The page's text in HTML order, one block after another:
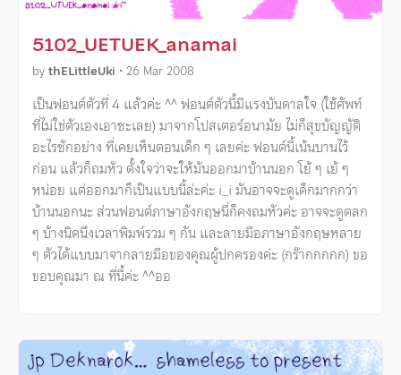
5102_UETUEK_anamai
bythELittleUki • 26 Mar 2008
เป็นฟอนต์ตัวที่ 4 แล้วค่ะ ^^ ฟอนต์ตัวนี้มีแรงบันดาลใจ (ใช้ศัพท์
ที่ไม่ใช่ตัวเองเอาซะเลย) มาจากโปสเตอร์อนามัย ไม่ก็สุขบัญญัติ
อะไรซักอย่าง ที่เคยเห็นตอนเด็ก ๆ เลยค่ะ ฟอนต์นี้เน้นบานไว้
ก่อน แล้วก็ถมหัว ตั้งใจว่าจะให้มันออกมาบ้านนอก โย้ ๆ เย้ ๆ
หน่อย แต่ออกมาก็เป็นแบบนี้ล่ะค่ะ i_i มันอาจจะดูเด็กมากกว่า
บ้านนอกนะ ส่วนฟอนต์ภาษาอังกฤษนี่ก็คงถมหัวค่ะ อาจจะดูตลก
ๆ บ้างนิดนึงเวลาพิมพ์รวม ๆ กัน และลายมือภาษาอังกฤษหลาย
ๆ ตัวได้แบบมาจากลายมือของคุณผู้ปกครองค่ะ (กร๊ากกกกก) ขอ
ขอบคุณมา ณ ที่นี้ค่ะ ^^ออ